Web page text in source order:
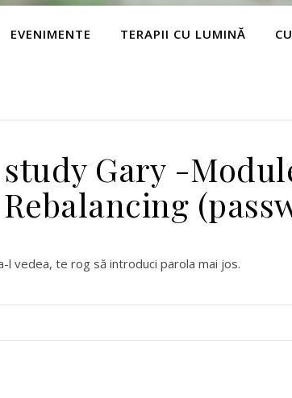
EVENIMENTE TERAPII CU LUMINĂ
Gary -
vedea, te rog să introduci parola mai jos.